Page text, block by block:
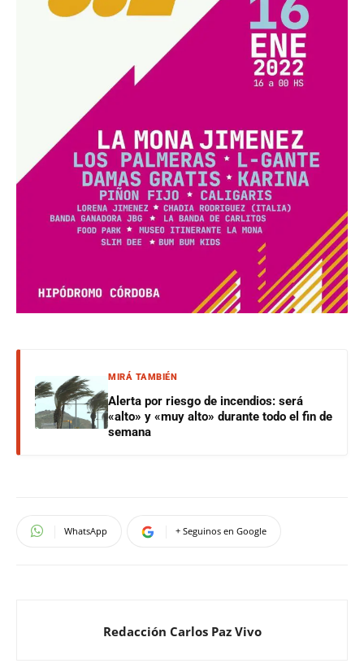
MIRÁ TAMBIÉN
Alerta por riesgo de incendios: será
«alto» y «muy alto» durante todo el fin de
semana
WhatsApp + Seguinos en Google
Redacción Carlos Paz Vivo